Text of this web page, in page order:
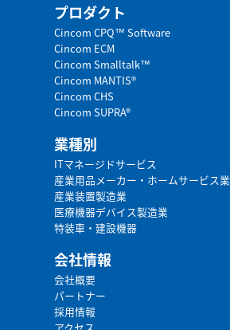
プロダクト
Cincom CPQ™ Software
Cincom ECM
Cincom Smalltalk™
Cincom MANTIS®
Cincom CHS
Cincom SUPRA®
業種別
ITマネージドサービス
産業用品メーカー・ホームサービス業
産業装置製造業
医療機器デバイス製造業
特装車・建設機器
会社情報
会社概要
パートナー
採用情報
アクセス